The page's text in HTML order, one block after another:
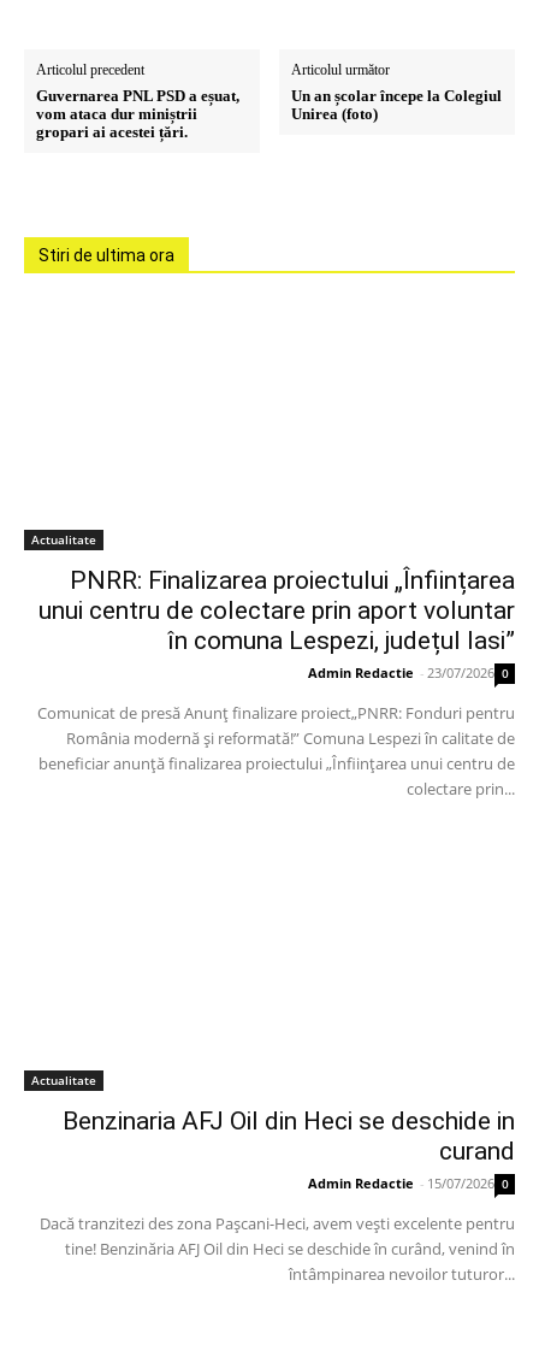
Articolul precedent
Guvernarea PNL PSD a eșuat,
vom ataca dur miniștrii
gropari ai acestei țări.
Articolul următor
Un an școlar începe la Colegiul
Unirea (foto)
Stiri de ultima ora
Actualitate
PNRR: Finalizarea proiectului „Înființarea
unui centru de colectare prin aport voluntar
în comuna Lespezi, județul Iasi”
Admin Redactie - 23/07/2026 0
Comunicat de presă Anunț finalizare proiect„PNRR: Fonduri pentru
România modernă și reformată!” Comuna Lespezi în calitate de
beneficiar anunță finalizarea proiectului „Înființarea unui centru de
colectare prin...
Actualitate
Benzinaria AFJ Oil din Heci se deschide in
curand
Admin Redactie - 15/07/2026 0
Dacă tranzitezi des zona Pașcani-Heci, avem vești excelente pentru
tine! Benzinăria AFJ Oil din Heci se deschide în curând, venind în
întâmpinarea nevoilor tuturor...